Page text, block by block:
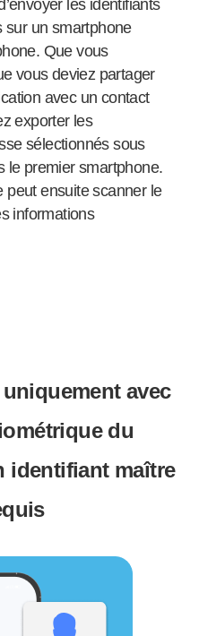
les identifiants
sur un smartphone
Que vous
vous deviez partager
avec un contact
exporter les
sélectionnés sous
le premier smartphone.
peut ensuite scanner le
informations
avec
du
identifiant maître